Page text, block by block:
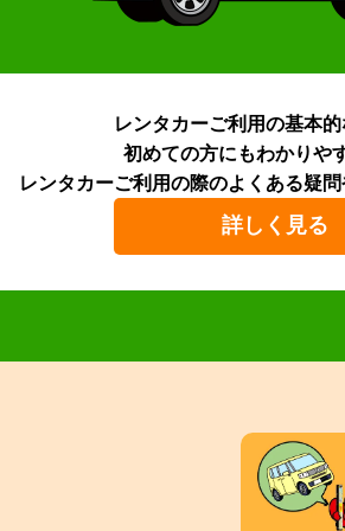
レンタカーご利用の基本
初めての方にもわかりや
レンタカーご利用の際のよくある疑問
詳しく見る